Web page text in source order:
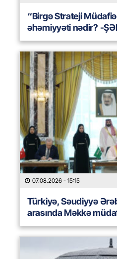
“Birgə Strateji
əhəmiyyəti nədir? -
07.08.2026 - 15:15
Türkiyə, Səudiyyə
arasında Məkkə